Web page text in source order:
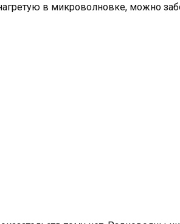
в микроволновке, можно